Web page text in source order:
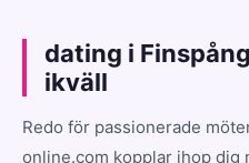
dating i
ikväll
Redo för passionerade
online.com kopplar ihop dig